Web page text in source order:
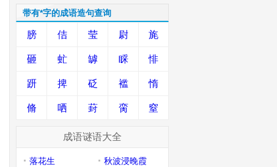
带有*字的成语造句查询
膀 佶 莹 尉 旄
砸 虻 罅 睬 悱
趼 捭 砭 褴 惰
脩 哂 葑 脔 窒
成语谜语大全
落花生
秋波浸晚霞